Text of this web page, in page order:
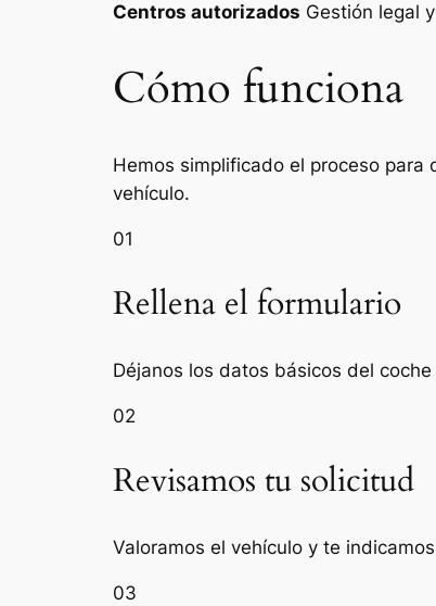
Centros autorizados Gestión legal
Cómo funciona
Hemos simplificado el proceso para
vehículo.
01
Rellena el formulario
Déjanos los datos básicos del
02
Revisamos tu solicitud
Valoramos el vehículo y te
03